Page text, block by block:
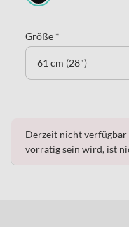
Größe *
61 cm (28")
Derzeit nicht
vorrätig sein wird, ist